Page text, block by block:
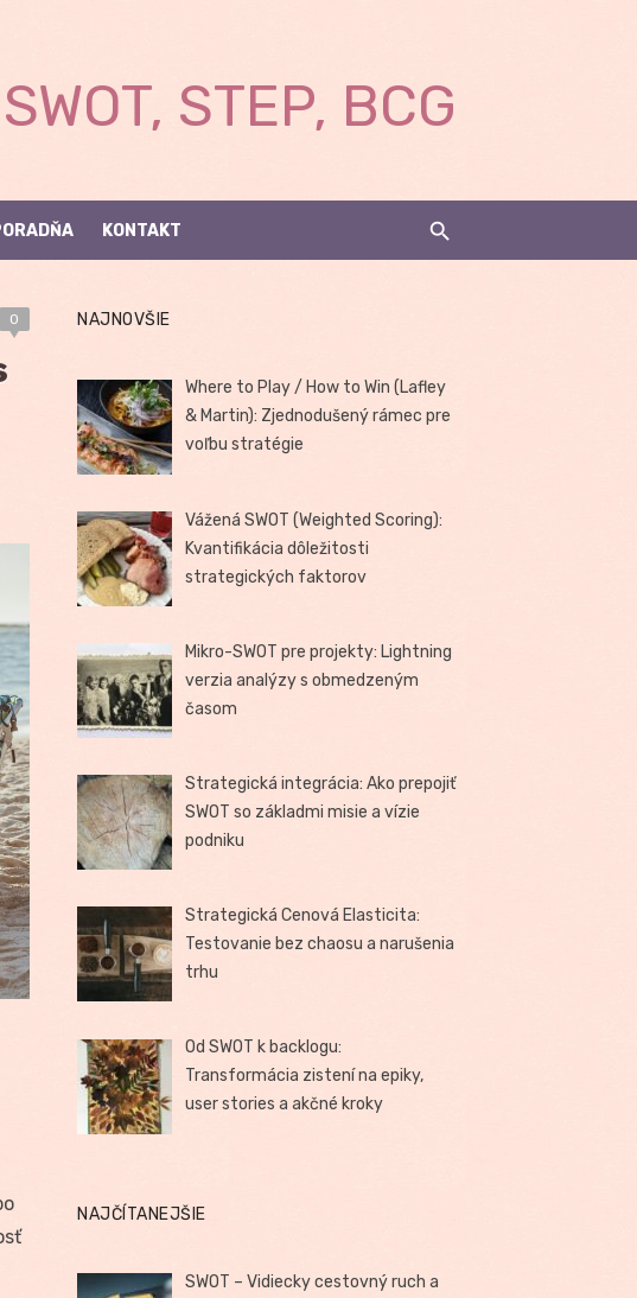
STEP, BCG
KONTAKT
0 NAJNOVŠIE
Where to Play / How to Win (Lafley
& Martin): Zjednodušený rámec pre
voľbu stratégie
Vážená SWOT (Weighted Scoring):
Kvantifikácia dôležitosti
strategických faktorov
Mikro-SWOT pre projekty: Lightning
verzia analýzy s obmedzeným
časom
Strategická integrácia: Ako prepojiť
SWOT so základmi misie a vízie
podniku
Strategická Cenová Elasticita:
Testovanie bez chaosu a narušenia
trhu
Od SWOT k backlogu:
Transformácia zistení na epiky,
user stories a akčné kroky
NAJČÍTANEJŠIE
SWOT – Vidiecky cestovný ruch a